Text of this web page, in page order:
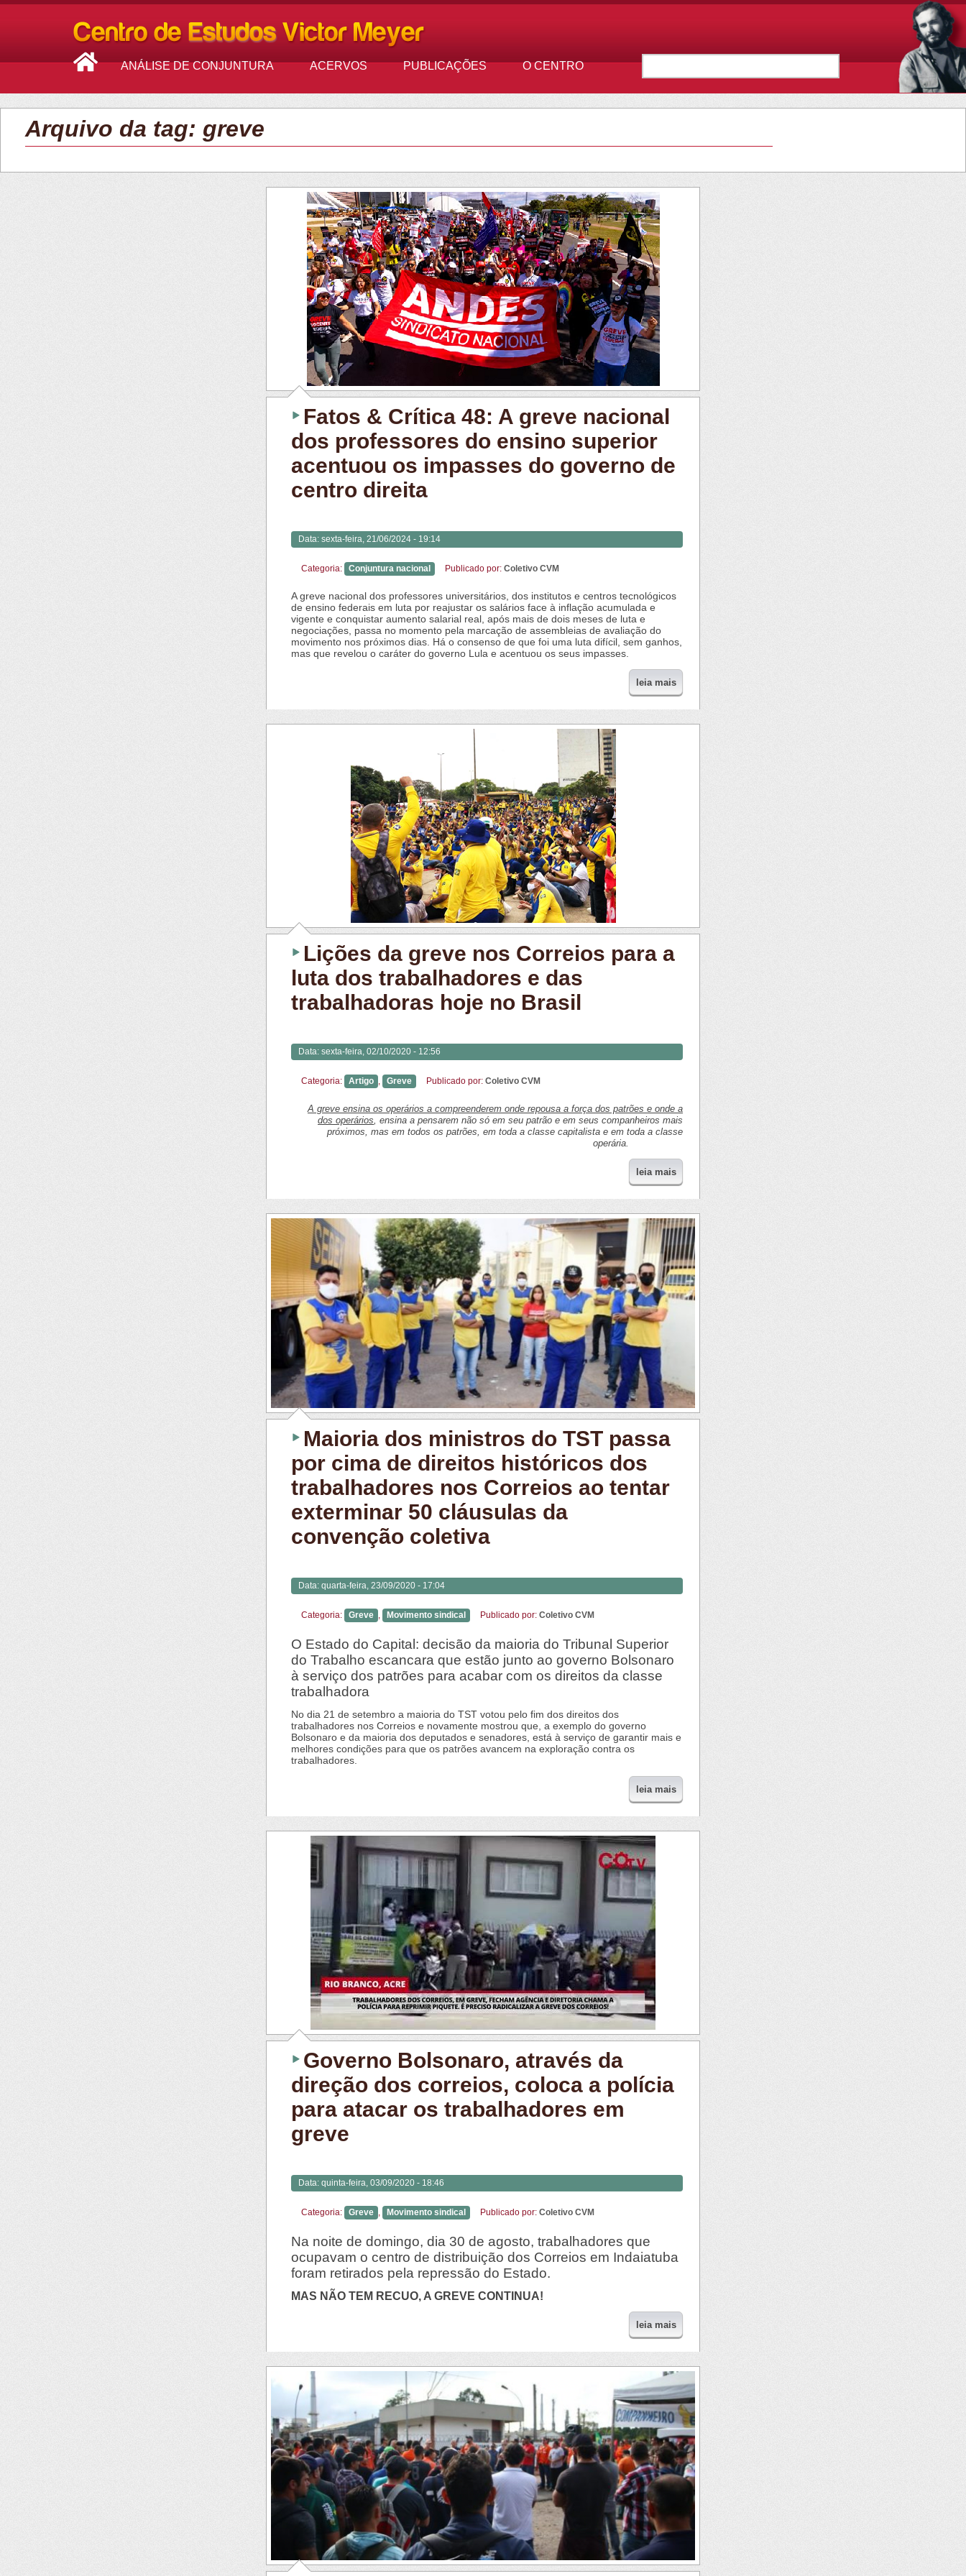
ANÁLISE DE CONJUNTURA ACERVOS PUBLICAÇÕES O CENTRO
Arquivo da tag: greve
Fatos & Crítica 48: A greve nacional
dos professores do ensino superior
acentuou os impasses do governo de
centro direita
Data: sexta-feira, 21/06/2024 - 19:14
Categoria: Conjuntura nacional Publicado por: Coletivo CVM
A greve nacional dos professores universitários, dos institutos e centros tecnológicos
de ensino federais em luta por reajustar os salários face à inflação acumulada e
vigente e conquistar aumento salarial real, após mais de dois meses de luta e
negociações, passa no momento pela marcação de assembleias de avaliação do
movimento nos próximos dias. Há o consenso de que foi uma luta difícil, sem ganhos,
mas que revelou o caráter do governo Lula e acentuou os seus impasses.
leia mais
Lições da greve nos Correios para a
luta dos trabalhadores e das
trabalhadoras hoje no Brasil
Data: sexta-feira, 02/10/2020 - 12:56
Categoria: Artigo Greve Publicado por: Coletivo CVM
A greve ensina os operários a compreenderem onde repousa a força dos patrões e onde a
dos operários , ensina a pensarem não só em seu patrão e em seus companheiros mais
próximos, mas em todos os patrões, em toda a classe capitalista e em toda a classe
operária.
leia mais
Maioria dos ministros do TST passa
por cima de direitos históricos dos
trabalhadores nos Correios ao tentar
exterminar 50 cláusulas da
convenção coletiva
Data: quarta-feira, 23/09/2020 - 17:04
Categoria: Greve Movimento sindical Publicado por: Coletivo CVM
O Estado do Capital: decisão da maioria do Tribunal Superior
do Trabalho escancara que estão junto ao governo Bolsonaro
à serviço dos patrões para acabar com os direitos da classe
trabalhadora
No dia 21 de setembro a maioria do TST votou pelo fim dos direitos dos
trabalhadores nos Correios e novamente mostrou que, a exemplo do governo
Bolsonaro e da maioria dos deputados e senadores, está à serviço de garantir mais e
melhores condições para que os patrões avancem na exploração contra os
trabalhadores.
leia mais
Governo Bolsonaro, através da
direção dos correios, coloca a polícia
para atacar os trabalhadores em
greve
Data: quinta-feira, 03/09/2020 - 18:46
Categoria: Greve Movimento sindical Publicado por: Coletivo CVM
Na noite de domingo, dia 30 de agosto, trabalhadores que
ocupavam o centro de distribuição dos Correios em Indaiatuba
foram retirados pela repressão do Estado.
MAS NÃO TEM RECUO, A GREVE CONTINUA!
leia mais